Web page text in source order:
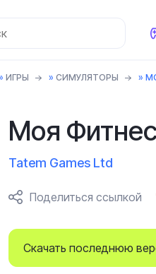
ИГРЫ » СИМУЛЯТОРЫ »
Моя
Tatem Games Ltd
Поделиться ссылкой
Скачать последнюю